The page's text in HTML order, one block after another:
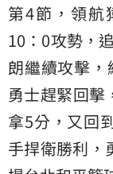
第4節，領航
10：0攻勢，
朗繼續攻擊，
勇士趕緊回擊
拿5分，又回
手捍衛勝利，